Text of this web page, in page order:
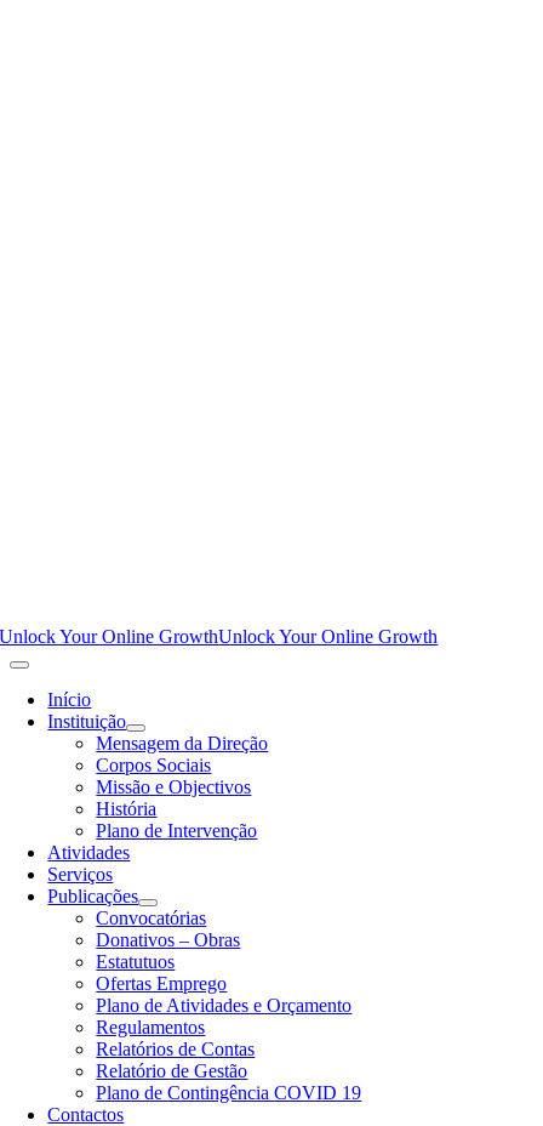
Unlock Your Online GrowthUnlock Your Online Growth
Início
Instituição
Mensagem da Direção
Corpos Sociais
Missão e Objectivos
História
Plano de Intervenção
Atividades
Serviços
Publicações
Convocatórias
Donativos – Obras
Estatutuos
Ofertas Emprego
Plano de Atividades e Orçamento
Regulamentos
Relatórios de Contas
Relatório de Gestão
Plano de Contingência COVID 19
Contactos